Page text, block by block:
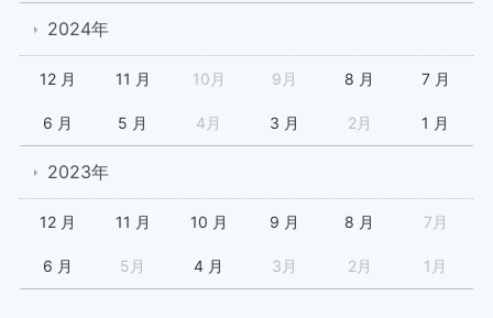
2024年
12 月 11 月 10月 9月 8 月 7 月
6 月 5 月 4月 3 月 2月 1 月
2023年
12 月 11 月 10 月 9 月 8 月 7月
6 月 5月 4 月 3月 2月 1月